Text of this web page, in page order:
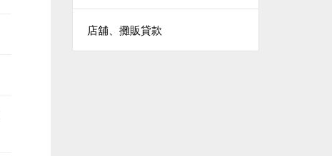
店舖、攤販貸款